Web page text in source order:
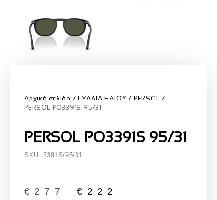
Αρχική σελίδα ΓΥΑΛΙΑ ΗΛΙΟΥ
PERSOL
PERSOL PO3391S 95/31
PERSOL PO3391S 95/31
SKU: 3391S/95/31
€277 € 222